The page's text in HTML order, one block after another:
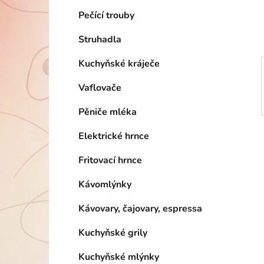
p
n
e
l
Pečící trouby
Struhadla
Kuchyňské kráječe
Vaflovače
Pěniče mléka
Elektrické hrnce
Fritovací hrnce
Kávomlýnky
Kávovary, čajovary, espressa
Kuchyňské grily
Kuchyňské mlýnky